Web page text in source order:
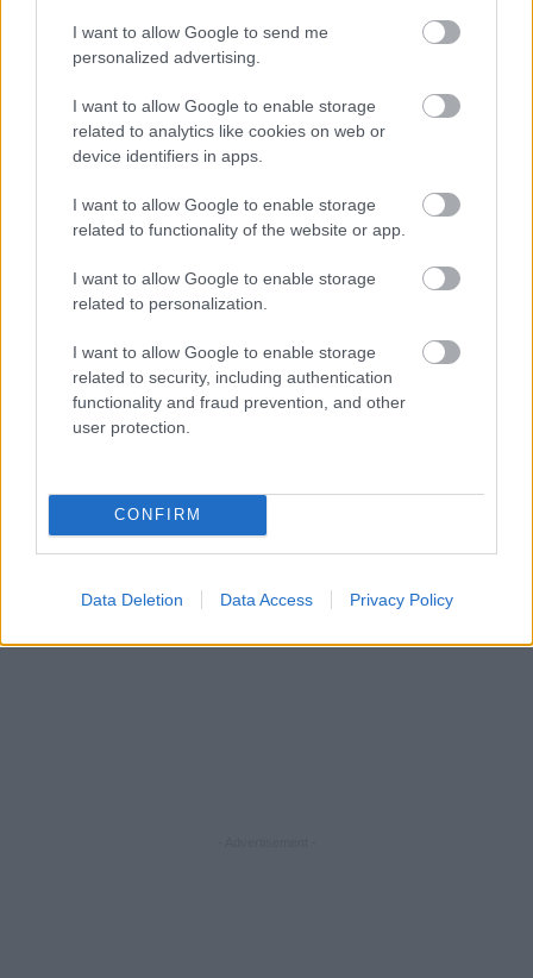
I want to allow Google to send me
personalized advertising.
I want to allow Google to enable storage
related to analytics like cookies on web or
device identifiers in apps.
I want to allow Google to enable storage
related to functionality of the website or app.
I want to allow Google to enable storage
related to personalization.
I want to allow Google to enable storage
related to security, including authentication
functionality and fraud prevention, and other
user protection.
CONFIRM
Data Deletion Data Access Privacy Policy
Around Αράχωβα… Οι καλύτερες στάσεις για
7 Ιανουαρίου 2019, 12:10
Αναχωρώντας από την αγαπημένη Αράχωβα επισκεφτήκαμε μέρη γύρω της
αγαπημένα μας σημεία για φαγητό...
- Advertisement -